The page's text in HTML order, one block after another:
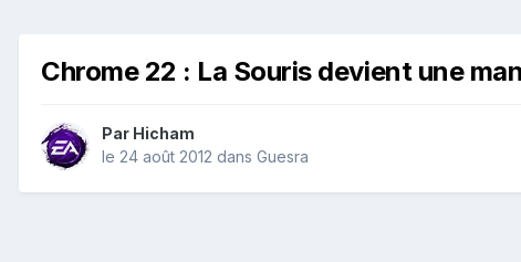
Chrome 22 : La Souris devient une
Par Hicham
le 24 août 2012 dans Guesra